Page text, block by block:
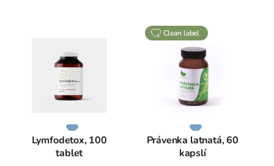
Lymfodetox, 100
tablet
clean label
Právenka latnatá, 60
kapslí